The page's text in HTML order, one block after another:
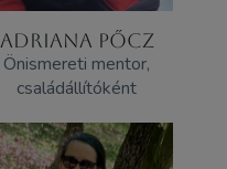
ADRIANA PŐCZ
Önismereti mentor,
családállítóként